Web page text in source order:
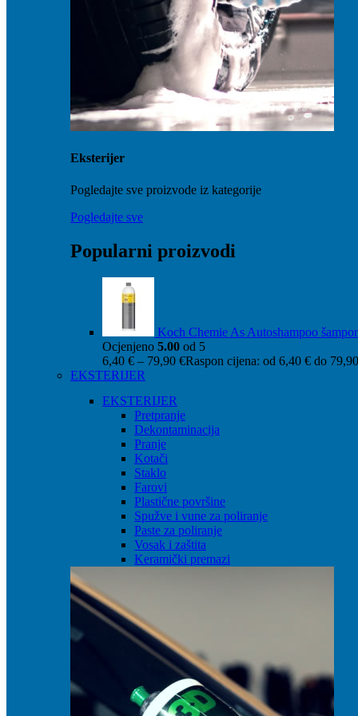
Eksterijer
Pogledajte sve proizvode iz kategorije
Pogledajte sve
Popularni proizvodi
Koch Chemie As Autoshampoo
Ocjenjeno 5.00 od 5
6,40 € – 79,90 €Raspon cijena: od 6,40 € do
EKSTERIJER
EKSTERIJER
Pretpranje
Dekontaminacija
Pranje
Kotači
Staklo
Farovi
Plastične površine
Spužve i vune za poliranje
Paste za poliranje
Vosak i zaštita
Keramički premazi